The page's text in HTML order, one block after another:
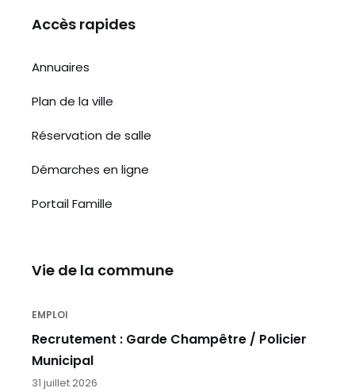
Accès rapides
Annuaires
Plan de la ville
Réservation de salle
Démarches en ligne
Portail Famille
Vie de la commune
EMPLOI
Recrutement : Garde Champêtre / Policier
Municipal
31 juillet 2026